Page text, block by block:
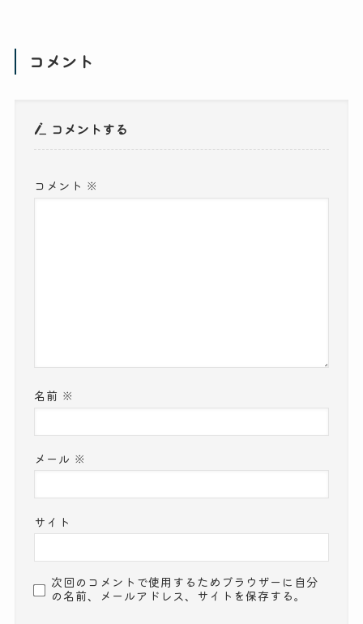
コメント
コメントする
コメント ※
名前 ※
メール ※
サイト
次回のコメントで使用するためブラウザーに自分
の名前、メールアドレス、サイトを保存する。